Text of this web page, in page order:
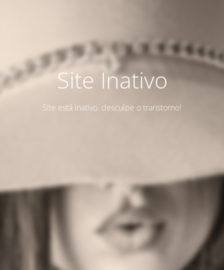
Site Inativo
Site está inativo. desculpe o transtorno!